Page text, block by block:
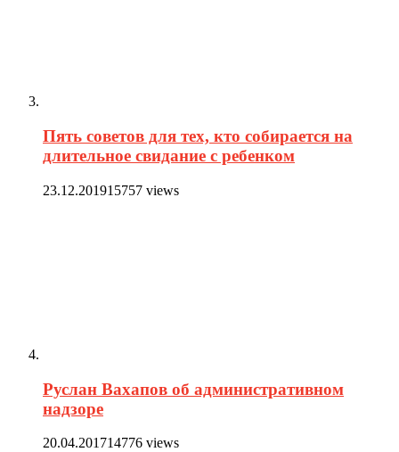
Пять советов для тех, кто собирается на
длительное свидание с ребенком
23.12.201915757 views
Руслан Вахапов об административном
надзоре
20.04.201714776 views